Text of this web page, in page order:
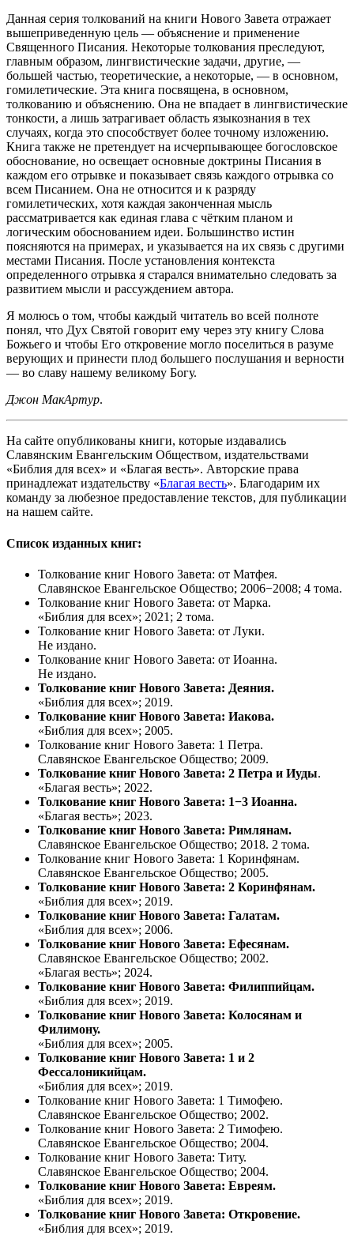
Данная серия толкований на книги Нового Завета отражает
вышеприведенную цель — объяснение и применение
Священного Писания. Некоторые толкования преследуют,
главным образом, лингвистические задачи, другие, —
большей частью, теоретические, а некоторые, — в основном,
гомилетические. Эта книга посвящена, в основном,
толкованию и объяснению. Она не впадает в лингвистические
тонкости, а лишь затрагивает область языкознания в тех
случаях, когда это способствует более точному изложению.
Книга также не претендует на исчерпывающее богословское
обоснование, но освещает основные доктрины Писания в
каждом его отрывке и показывает связь каждого отрывка со
всем Писанием. Она не относится и к разряду
гомилетических, хотя каждая законченная мысль
рассматривается как единая глава с чётким планом и
логическим обоснованием идеи. Большинство истин
поясняются на примерах, и указывается на их связь с другими
местами Писания. После установления контекста
определенного отрывка я старался внимательно следовать за
развитием мысли и рассуждением автора.
Я молюсь о том, чтобы каждый читатель во всей полноте
понял, что Дух Святой говорит ему через эту книгу Слова
Божьего и чтобы Его откровение могло поселиться в разуме
верующих и принести плод большего послушания и верности
— во славу нашему великому Богу.
Джон МакАртур.
На сайте опубликованы книги, которые издавались
Славянским Евангельским Обществом, издательствами
«Библия для всех» и «Благая весть». Авторские права
принадлежат издательству «Благая весть». Благодарим их
команду за любезное предоставление текстов, для публикации
на нашем сайте.
Список изданных книг:
Толкование книг Нового Завета: от Матфея.
Славянское Евангельское Общество; 2006−2008; 4 тома.
Толкование книг Нового Завета: от Марка.
«Библия для всех»; 2021; 2 тома.
Толкование книг Нового Завета: от Луки.
Не издано.
Толкование книг Нового Завета: от Иоанна.
Не издано.
Толкование книг Нового Завета: Деяния.
«Библия для всех»; 2019.
Толкование книг Нового Завета: Иакова.
«Библия для всех»; 2005.
Толкование книг Нового Завета: 1 Петра.
Славянское Евангельское Общество; 2009.
Толкование книг Нового Завета: 2 Петра и Иуды.
«Благая весть»; 2022.
Толкование книг Нового Завета: 1−3 Иоанна.
«Благая весть»; 2023.
Толкование книг Нового Завета: Римлянам.
Славянское Евангельское Общество; 2018. 2 тома.
Толкование книг Нового Завета: 1 Коринфянам.
Славянское Евангельское Общество; 2005.
Толкование книг Нового Завета: 2 Коринфянам.
«Библия для всех»; 2019.
Толкование книг Нового Завета: Галатам.
«Библия для всех»; 2006.
Толкование книг Нового Завета: Ефесянам.
Славянское Евангельское Общество; 2002.
«Благая весть»; 2024.
Толкование книг Нового Завета: Филиппийцам.
«Библия для всех»; 2019.
Толкование книг Нового Завета: Колосянам и
Филимону.
«Библия для всех»; 2005.
Толкование книг Нового Завета: 1 и 2
Фессалоникийцам.
«Библия для всех»; 2019.
Толкование книг Нового Завета: 1 Тимофею.
Славянское Евангельское Общество; 2002.
Толкование книг Нового Завета: 2 Тимофею.
Славянское Евангельское Общество; 2004.
Толкование книг Нового Завета: Титу.
Славянское Евангельское Общество; 2004.
Толкование книг Нового Завета: Евреям.
«Библия для всех»; 2019.
Толкование книг Нового Завета: Откровение.
«Библия для всех»; 2019.